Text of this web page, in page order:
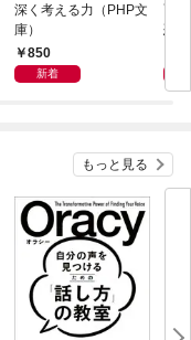
深く考える力（PHP文
庫）
850
新着
面
恐
もっと見る